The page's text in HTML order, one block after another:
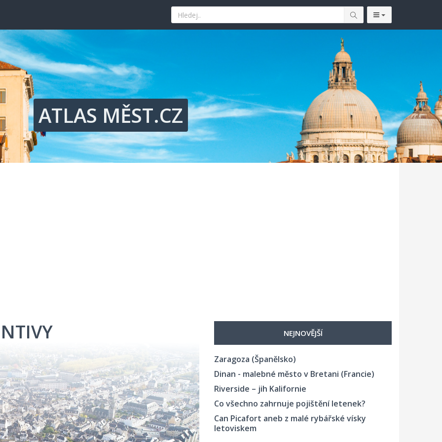
tyrkysovým mořem
ty nejvýhodnější nabídky
historii i současné umění
kouta Ostravy
tradici a nejlepší paellu
tyrkysovým mořem
ty nejvýhodnější nabídky
ATLAS MĚST.CZ
NEJNOVĚJŠÍ
Zaragoza (Španělsko)
Dinan - malebné město v Bretani (Francie)
Riverside – jih Kalifornie
Co všechno zahrnuje pojištění letenek?
Can Picafort aneb z malé rybářské vísky
letoviskem